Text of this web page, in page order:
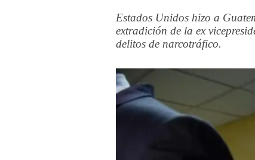
Estados Unidos hizo a
extradición de la ex
delitos de narcotráfico.